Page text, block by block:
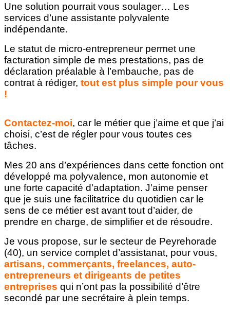
Une solution pourrait vous soulager… Les
services d’une assistante polyvalente
indépendante.
Le statut de micro-entrepreneur permet une
facturation simple de mes prestations, pas de
déclaration préalable à l’embauche, pas de
contrat à rédiger, tout est plus simple pour vous
!
Contactez-moi, car le métier que j’aime et que j’ai
choisi, c’est de régler pour vous toutes ces
tâches.
Mes 20 ans d’expériences dans cette fonction ont
développé ma polyvalence, mon autonomie et
une forte capacité d’adaptation. J’aime penser
que je suis une facilitatrice du quotidien car le
sens de ce métier est avant tout d’aider, de
prendre en charge, de simplifier et de résoudre.
Je vous propose, sur le secteur de Peyrehorade
(40), un service complet d’assistanat, pour vous,
artisans, commerçants, freelances, auto-
entrepreneurs et dirigeants de petites
entreprises qui n’ont pas la possibilité d’être
secondé par une secrétaire à plein temps.